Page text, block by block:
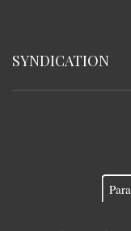
SYNDICATION